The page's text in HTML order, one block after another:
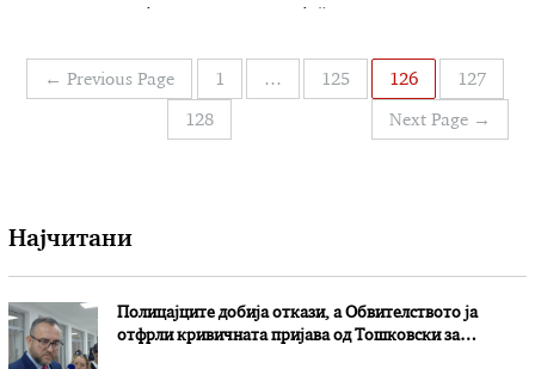
коментар што не ви се допаѓа, опцијата „даунвоут“
ќе го скрие тој коментар …
Навигација
← Previous Page 1 … 125 126 127
128 Next Page →
Најчитани
Полицајците добија откази, а Обвителството ја
отфрли кривичната пријава од Тошковски за